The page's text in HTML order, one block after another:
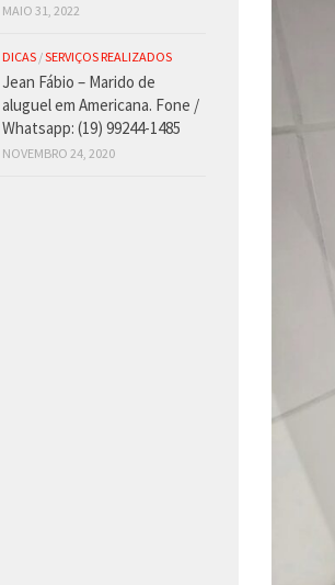
MAIO 31, 2022
DICAS /SERVIÇOS REALIZADOS
Jean Fábio – Marido de
aluguel em Americana. Fone /
Whatsapp: (19) 99244-1485
NOVEMBRO 24, 2020